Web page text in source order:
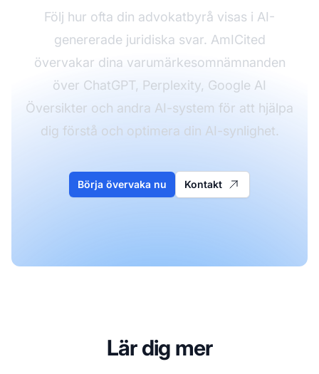
Följ hur ofta din advokatbyrå visas i AI-
genererade juridiska svar. AmICited
övervakar dina varumärkesomnämnanden
över ChatGPT, Perplexity, Google AI
Översikter och andra AI-system för att hjälpa
dig förstå och optimera din AI-synlighet.
Börja övervaka nu Kontakt
Lär dig mer